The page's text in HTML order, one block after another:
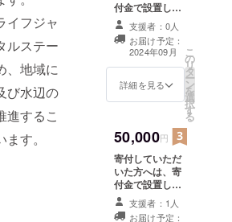
イフジャ
ルステー
、地域に
び水辺の
進するこ
す。
ございます。 領
収書の発送は、6
月1日以降順次発
送いたします。
※領収証は
なく当団体が発
行・郵送いたし
末頃を予定して
います。 このプ
ロジェクトの寄
付は寄付金控除
の対象になりま
す。 「寄附金控
除」をお受けい
名）が発行した
領収証をもって
確定申告をして
いただく必要が
ございます。 領
収書の発送は、6
月1日以降順次発
ガードが常駐す
る海水浴場で
す。） 希望者に
は、マリンス
ポーツ財団レン
タルステーショ
ンホームページ
にて、寄付者の
せていただきま
す。 報告メール
は、海水浴シー
ズン終了後の9月
末頃を予定して
います。 このプ
ロジェクトの寄
付金で設置した
ライフジャケッ
トレンタルス
テーション活動
内容の報告メー
ルを送付いたし
ます。 ご希望に
浴場をお知らせ
ください。 （条
件は、管理者も
しくは、ライフ
ガードが常駐す
る海水浴場で
す。） 希望者に
支援者：0人
お届け予定：
2024年09月
詳細を見る
こ
の
リ
タ
ー
ン
を
選
択
す
る
50,000円
寄付していただ
いた方へは、寄
付金で設置した
ライフジャケッ
トレンタルス
支援者：1人
お届け予定：